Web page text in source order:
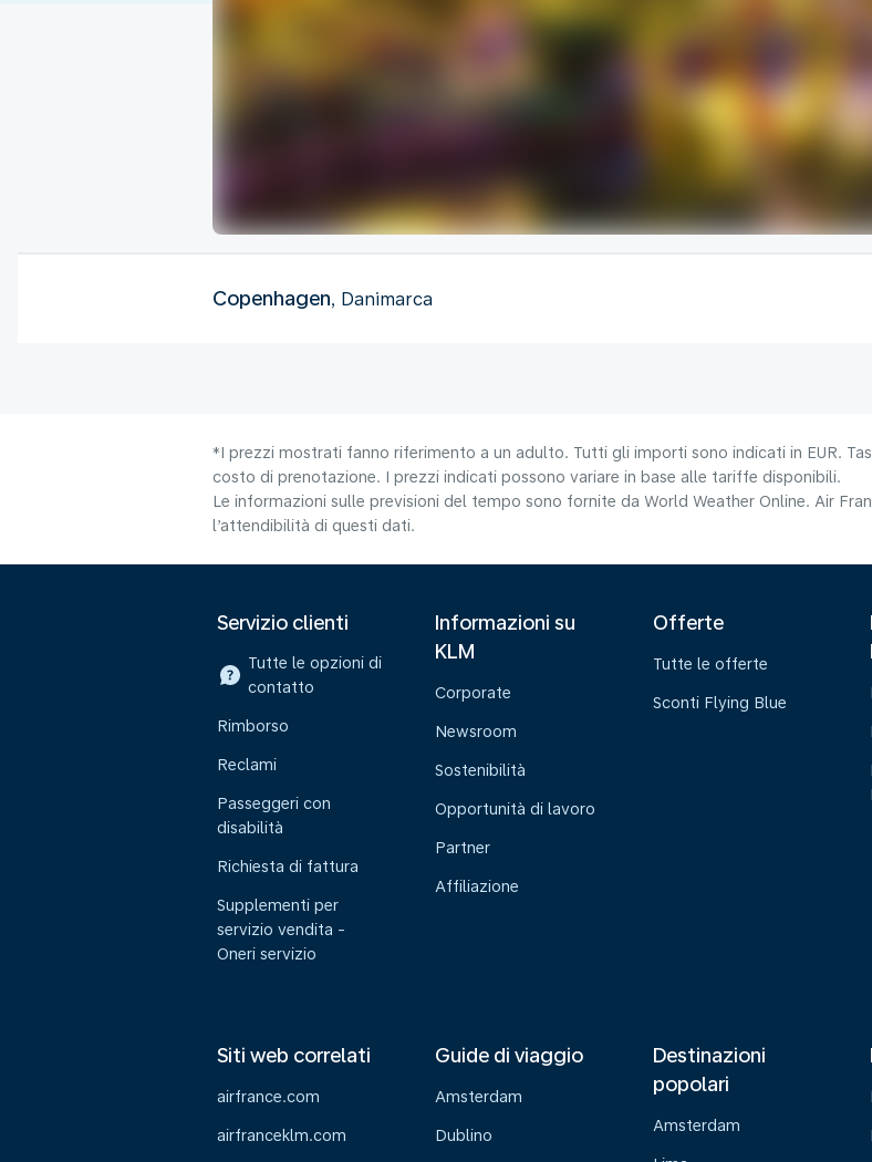
Copenhagen, Danimarca
*I prezzi mostrati fanno riferimento a un adulto. Tutti gli importi sono indicati in EUR.
costo di prenotazione. I prezzi indicati possono variare in base alle tariffe disponibili.
Le informazioni sulle previsioni del tempo sono fornite da World Weather Online. Air
l’attendibilità di questi dati.
Servizio clienti
Tutte le opzioni di
contatto
Rimborso
Reclami
Passeggeri con
disabilità
Richiesta di fattura
Supplementi per
servizio vendita -
Oneri servizio
Informazioni su
KLM
Corporate
Newsroom
Sostenibilità
Opportunità di lavoro
Partner
Affiliazione
Offerte
Tutte le offerte
Sconti Flying Blue
Siti web correlati
airfrance.com
airfranceklm.com
Guide di viaggio
Amsterdam
Dublino
Destinazioni
popolari
Amsterdam